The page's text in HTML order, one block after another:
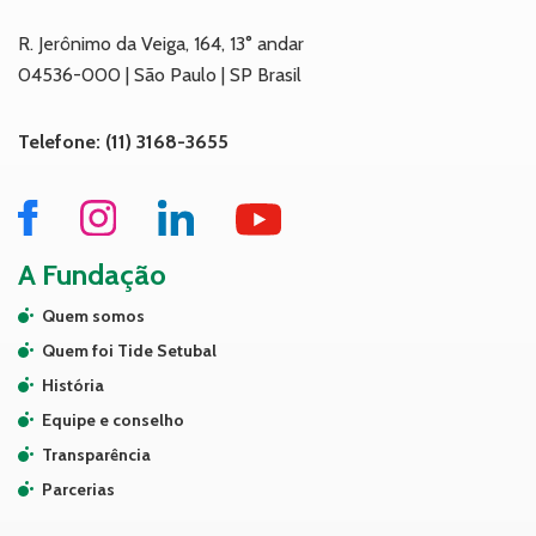
R. Jerônimo da Veiga, 164, 13° andar
04536-000 | São Paulo | SP Brasil
Telefone: (11) 3168-3655
A Fundação
Quem somos
Quem foi Tide Setubal
História
Equipe e conselho
Transparência
Parcerias